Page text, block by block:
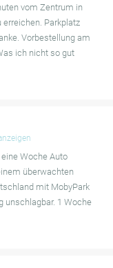
vom Zentrum in
Parkplatz
Vorbestellung am
ich nicht so gut
verlasse , dann
Woche Auto
überwachten
mit MobyPark
unschlagbar. 1 Woche
fürs Parken schnell